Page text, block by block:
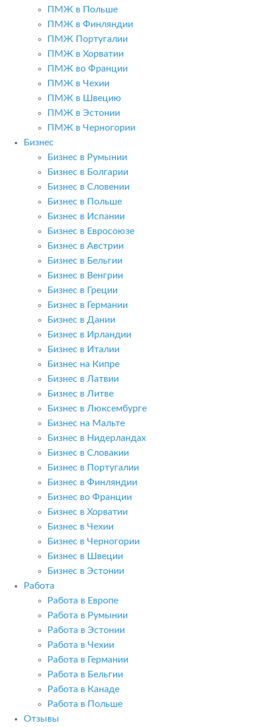
ПМЖ в Польше
ПМЖ в Финляндии
ПМЖ Португалии
ПМЖ в Хорватии
ПМЖ во Франции
ПМЖ в Чехии
ПМЖ в Швецию
ПМЖ в Эстонии
ПМЖ в Черногории
Бизнес
Бизнес в Румынии
Бизнес в Болгарии
Бизнес в Словении
Бизнес в Польше
Бизнес в Испании
Бизнес в Евросоюзе
Бизнес в Австрии
Бизнес в Бельгии
Бизнес в Венгрии
Бизнес в Греции
Бизнес в Германии
Бизнес в Дании
Бизнес в Ирландии
Бизнес в Италии
Бизнес на Кипре
Бизнес в Латвии
Бизнес в Литве
Бизнес в Люксембурге
Бизнес на Мальте
Бизнес в Нидерландах
Бизнес в Словакии
Бизнес в Португалии
Бизнес в Финляндии
Бизнес во Франции
Бизнес в Хорватии
Бизнес в Чехии
Бизнес в Черногории
Бизнес в Швеции
Бизнес в Эстонии
Работа
Работа в Европе
Работа в Румынии
Работа в Эстонии
Работа в Чехии
Работа в Германии
Работа в Бельгии
Работа в Канаде
Работа в Польше
Отзывы